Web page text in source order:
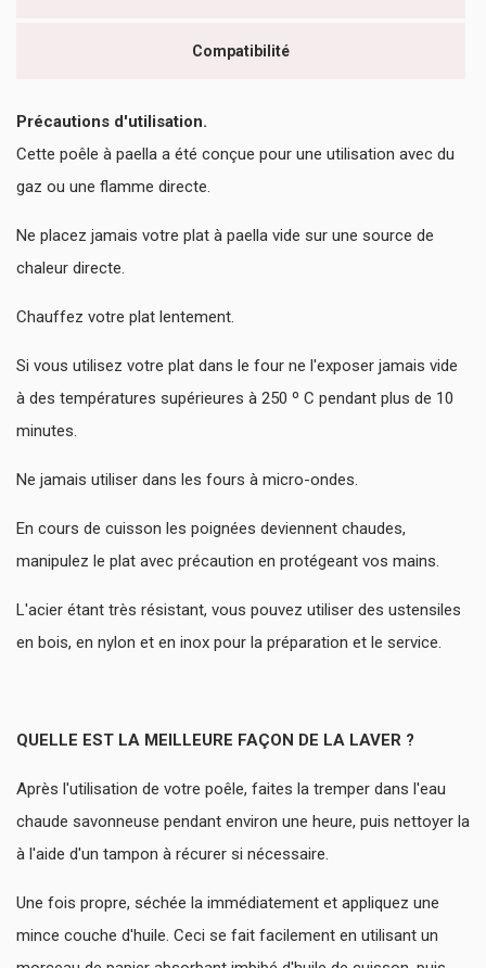
Compatibilité
Précautions d'utilisation.
Cette poêle à paella a été conçue pour une utilisation avec du
gaz ou une flamme directe.
Ne placez jamais votre plat à paella vide sur une source de
chaleur directe.
Chauffez votre plat lentement.
Si vous utilisez votre plat dans le four ne l'exposer jamais vide
à des températures supérieures à 250 º C pendant plus de 10
minutes.
Ne jamais utiliser dans les fours à micro-ondes.
En cours de cuisson les poignées deviennent chaudes,
manipulez le plat avec précaution en protégeant vos mains.
L'acier étant très résistant, vous pouvez utiliser des ustensiles
en bois, en nylon et en inox pour la préparation et le service.
QUELLE EST LA MEILLEURE FAÇON DE LA LAVER ?
Après l'utilisation de votre poêle, faites la tremper dans l'eau
chaude savonneuse pendant environ une heure, puis nettoyer la
à l'aide d'un tampon à récurer si nécessaire.
Une fois propre, séchée la immédiatement et appliquez une
mince couche d'huile. Ceci se fait facilement en utilisant un